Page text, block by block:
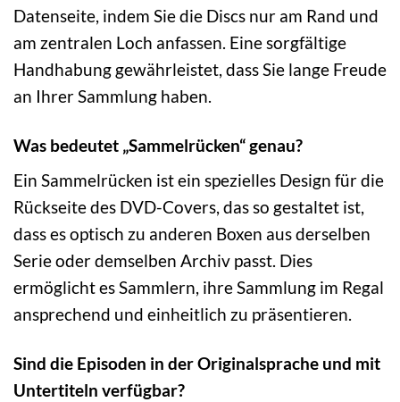
Datenseite, indem Sie die Discs nur am Rand und
am zentralen Loch anfassen. Eine sorgfältige
Handhabung gewährleistet, dass Sie lange Freude
an Ihrer Sammlung haben.
Was bedeutet „Sammelrücken“ genau?
Ein Sammelrücken ist ein spezielles Design für die
Rückseite des DVD-Covers, das so gestaltet ist,
dass es optisch zu anderen Boxen aus derselben
Serie oder demselben Archiv passt. Dies
ermöglicht es Sammlern, ihre Sammlung im Regal
ansprechend und einheitlich zu präsentieren.
Sind die Episoden in der Originalsprache und mit
Untertiteln verfügbar?